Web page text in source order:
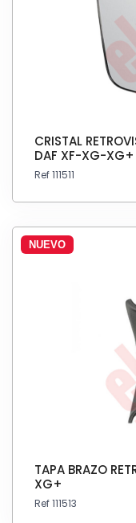
CRISTAL
DAF XF-XG-XG+
Ref 111511
NUEVO
TAPA BRAZO
XG+
Ref 111513